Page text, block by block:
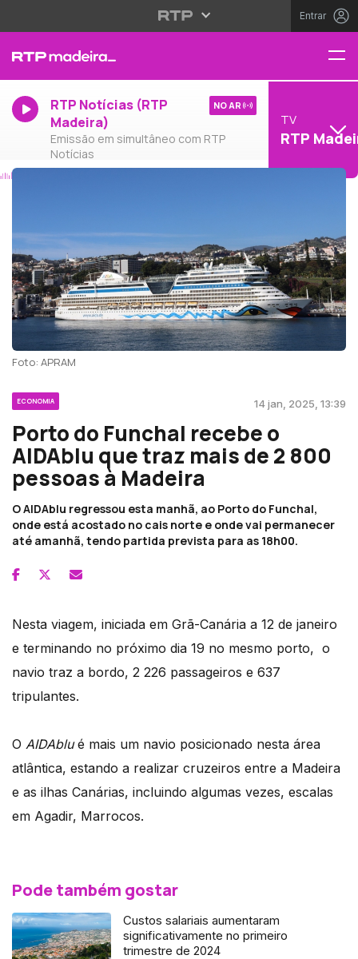
Entrar
RTP Notícias (RTP
Madeira)
Emissão em simultâneo com RTP
Notícias
NO AR
TV
RTP
Foto: APRAM
ECONOMIA 14 jan, 2025, 13:39
Porto do Funchal recebe o
AIDAblu que traz mais de 2 800
pessoas à Madeira
O AIDAblu regressou esta manhã, ao Porto do Funchal,
onde está acostado no cais norte e onde vai permanecer
até amanhã, tendo partida prevista para as 18h00.
Nesta viagem, iniciada em Grã-Canária a 12 de janeiro
e terminando no próximo dia 19 no mesmo porto, o
navio traz a bordo, 2 226 passageiros e 637
tripulantes.
O AIDAblué mais um navio posicionado nesta área
atlântica, estando a realizar cruzeiros entre a Madeira
e as ilhas Canárias, incluindo algumas vezes, escalas
em Agadir, Marrocos.
Pode também gostar
Custos salariais aumentaram
significativamente no primeiro
trimestre de 2024